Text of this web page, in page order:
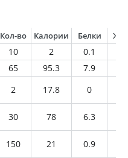
Кол-во Калории Белки
10 2 0.1
65 95.3 7.9
2 17.8 0
30 78 6.3
150 21 0.9